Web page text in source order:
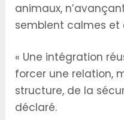
animaux,
semblent calmes et
« Une intégration
forcer une relation,
structure, de la
déclaré.